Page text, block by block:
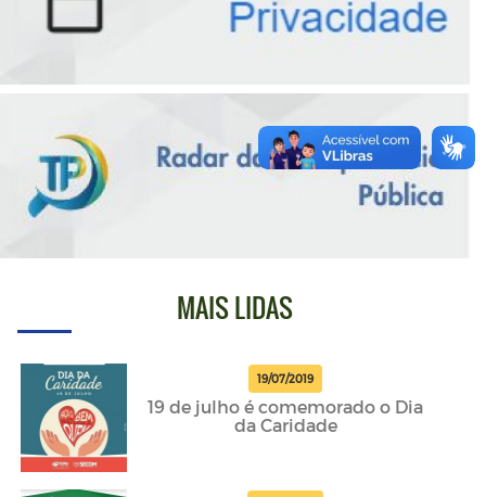
MAIS LIDAS
19/07/2019
19 de julho é comemorado o Dia
da Caridade